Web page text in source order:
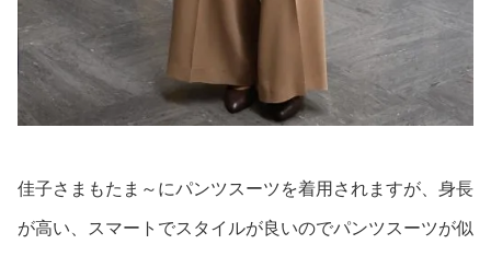
佳子さまもたま～にパンツスーツを着用されますが、身長
が高い、スマートでスタイルが良いのでパンツスーツが似